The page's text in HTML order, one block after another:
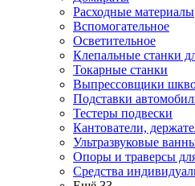
Расходные материалы
Вспомогательное
Осветительное
Клепальные станки
Токарные станки
Выпрессовщики
Подставки
Тестеры подвески
Кантователи,
Ультразвуковые
Опоры и траверсы
Средства